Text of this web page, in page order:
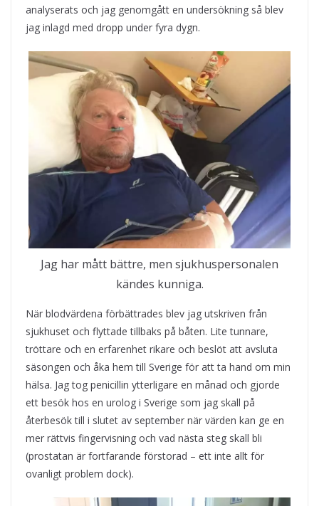
analyserats och jag genomgått en undersökning så blev
jag inlagd med dropp under fyra dygn.
Jag har mått bättre, men sjukhuspersonalen
kändes kunniga.
När blodvärdena förbättrades blev jag utskriven från
sjukhuset och flyttade tillbaks på båten. Lite tunnare,
tröttare och en erfarenhet rikare och beslöt att avsluta
säsongen och åka hem till Sverige för att ta hand om min
hälsa. Jag tog penicillin ytterligare en månad och gjorde
ett besök hos en urolog i Sverige som jag skall på
återbesök till i slutet av september när värden kan ge en
mer rättvis fingervisning och vad nästa steg skall bli
(prostatan är fortfarande förstorad – ett inte allt för
ovanligt problem dock).